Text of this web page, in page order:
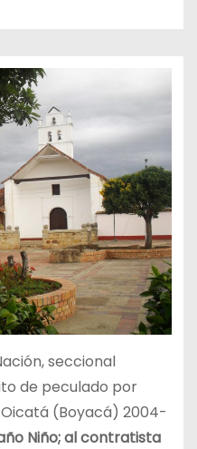
seccional
de peculado por
(Boyacá) 2004-
Niño; al contratista